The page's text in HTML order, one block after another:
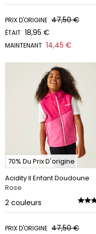
PRIX D'ORIGINE 47,50 €
ÉTAIT 18,95 €
MAINTENANT 14,45 €
70% Du Prix D'origine
Acidity II Enfant Doudoune
Rose
2 couleurs
PRIX D'ORIGINE 47,50 €